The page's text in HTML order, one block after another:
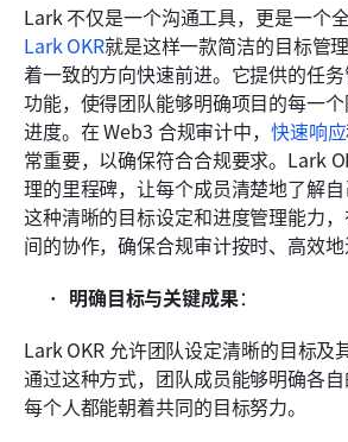
Lark 不仅是一个沟通工具，更是一个
Lark OKR就是这样一款简洁的目标管
着一致的方向快速前进。它提供的任
功能，使得团队能够明确项目的每一
进度。在 Web3 合规审计中， 快速响应
常重要，以确保符合合规要求。Lark
理的里程碑，让每个成员清楚地了解自
这种清晰的目标设定和进度管理能力
间的协作，确保合规审计按时、高效地
明确目标与关键成果：
Lark OKR 允许团队设定清晰的目标及
通过这种方式，团队成员能够明确各
每个人都能朝着共同的目标努力。